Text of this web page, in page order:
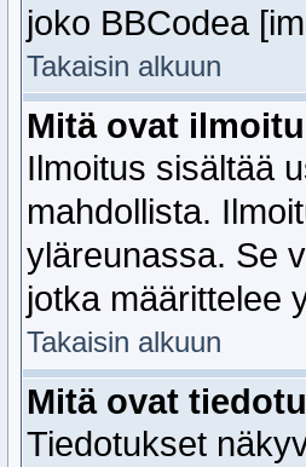
joko BBCodea
Takaisin alkuun
Mitä ovat
Ilmoitus sisältää
mahdollista.
yläreunassa. Se
jotka määrittelee
Takaisin alkuun
Mitä ovat
Tiedotukset